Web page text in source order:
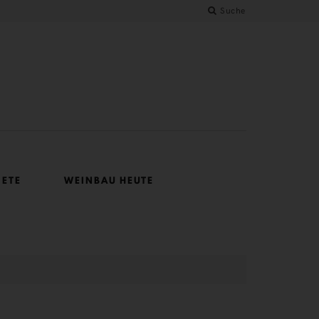
Suche
WEINBAU HEUTE